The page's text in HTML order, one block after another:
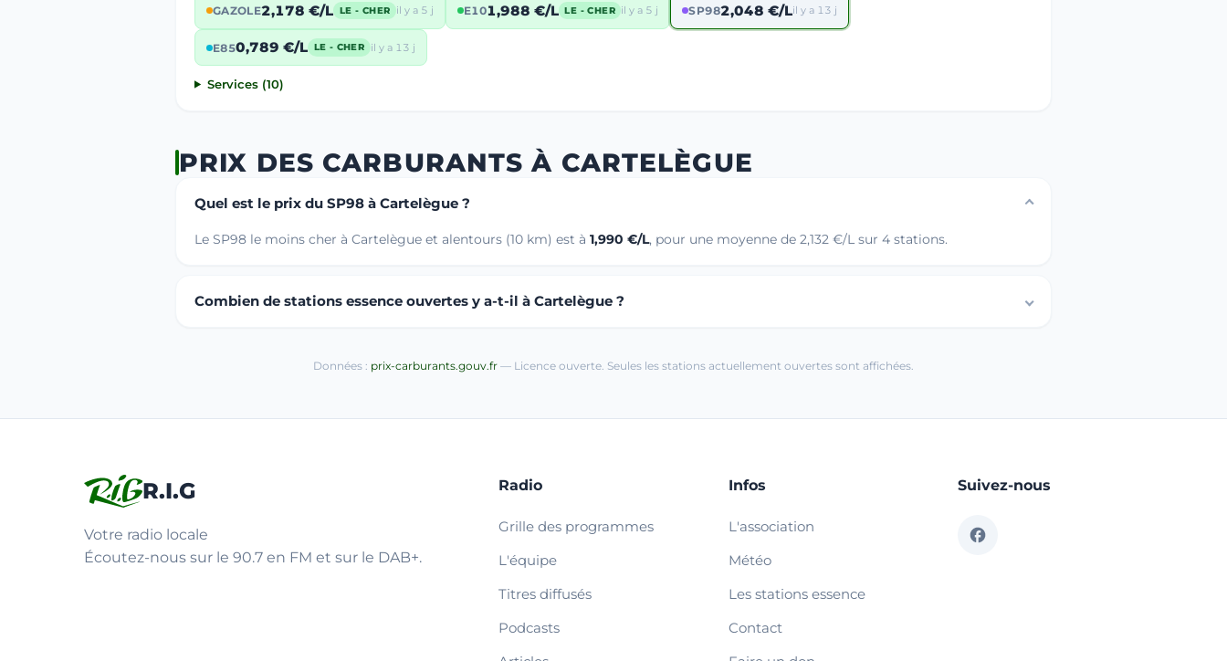
GAZOLE2,178 €/L LE - CHER il y a 5 j E101,988 €/L LE - CHER il y a 5 j SP982,048 €/Lil y a 13 j
E850,789 €/L LE - CHER il y a 13 j
Services (10)
PRIX DES CARBURANTS À CARTELÈGUE
Quel est le prix du SP98 à Cartelègue ?
Le SP98 le moins cher à Cartelègue et alentours (10 km) est à 1,990 €/L, pour une moyenne de 2,132 €/L sur 4 stations.
Combien de stations essence ouvertes y a-t-il à Cartelègue ?
Données : prix-carburants.gouv.fr — Licence ouverte. Seules les stations actuellement ouvertes sont affichées.
R.I.G
Votre radio locale
Écoutez-nous sur le 90.7 en FM et sur le DAB+.
Radio
Grille des programmes
L'équipe
Titres diffusés
Podcasts
Infos
L'association
Météo
Les stations essence
Contact
Suivez-nous